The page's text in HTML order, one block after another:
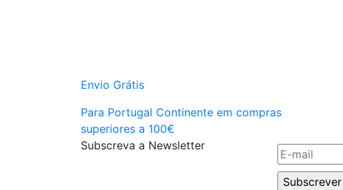
Envio Grátis
Para Portugal Continente em compras
superiores a 100€
Subscreva a Newsletter